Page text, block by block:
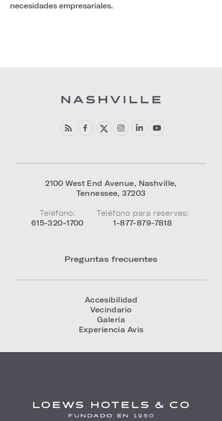
necesidades empresariales.
2100 West End Avenue, Nashville,
Tennessee,37203
Teléfono:
615-320-1700
Teléfono para reservas:
1-877-879-7818
Preguntas frecuentes
Accesibilidad
Vecindario
Galería
Experiencia Avis